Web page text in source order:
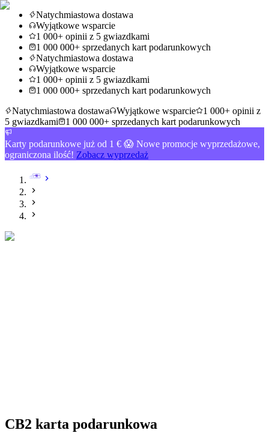
Natychmiastowa dostawa
Wyjątkowe wsparcie
1 000+ opinii z 5 gwiazdkami
1 000 000+ sprzedanych kart podarunkowych
Natychmiastowa dostawa
Wyjątkowe wsparcie
1 000+ opinii z 5 gwiazdkami
1 000 000+ sprzedanych kart podarunkowych
Natychmiastowa dostawa
Wyjątkowe wsparcie
1 000+ opinii z
5 gwiazdkami
1 000 000+ sprzedanych kart podarunkowych
Karty podarunkowe już od 1 € 😱 Nowe promocje wyprzedażowe,
ograniczona ilość! Zobacz wyprzedaż
CB2 karta podarunkowa